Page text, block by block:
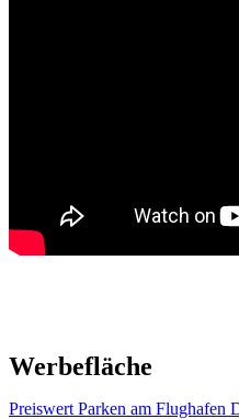
Werbefläche
Preiswert Parken am Flughafen